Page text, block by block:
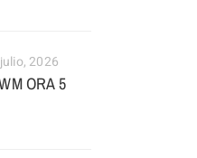
2026
ORA 5